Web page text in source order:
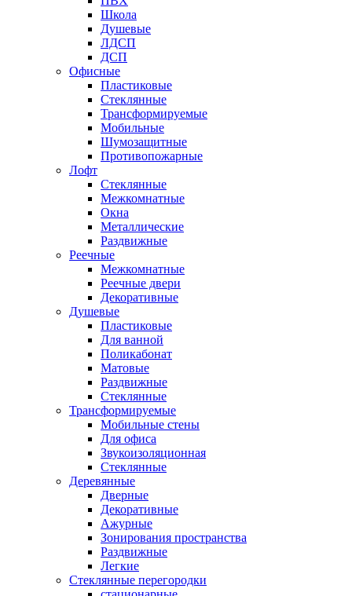
Школа
Душевые
ЛДСП
ДСП
Офисные
Пластиковые
Стеклянные
Трансформируемые
Мобильные
Шумозащитные
Противопожарные
Лофт
Стеклянные
Межкомнатные
Окна
Металлические
Раздвижные
Реечные
Межкомнатные
Реечные двери
Декоративные
Душевые
Пластиковые
Для ванной
Поликабонат
Матовые
Раздвижные
Стеклянные
Трансформируемые
Мобильные стены
Для офиса
Звукоизоляционная
Стеклянные
Деревянные
Дверные
Декоративные
Ажурные
Зонирования пространства
Раздвижные
Легкие
Стеклянные перегородки